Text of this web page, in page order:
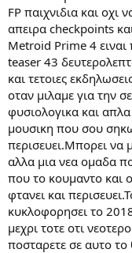
FP παιχνιδια και οχι
απειρα checkpoints
Metroid Prime 4 ειναι
teaser 43
και τετοιες
οταν μιλαμε για την
φυσιολογικα και
μουσικη που σου
περισευει.Μπορει να
αλλα μια νεα ομαδα
που το κουμαντο και
φτανει και
κυκλοφορησει το
μεχρι τοτε οτι
ποσταρετε σε αυτο το